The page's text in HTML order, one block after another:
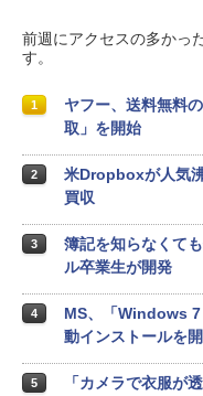
前週にアクセスの多かっ
す。
1
ヤフー、送料無料
取」を開始
2
米Dropboxが人気
買収
3
簿記を知らなくて
ル卒業生が開発
4
MS、「Windows
動インストールを
5
「カメラで衣服が